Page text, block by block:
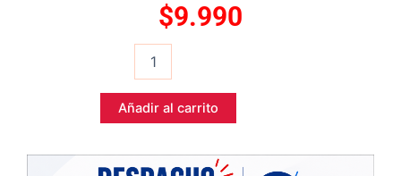
$9.990
Abierto
cantidad
Añadir al carrito